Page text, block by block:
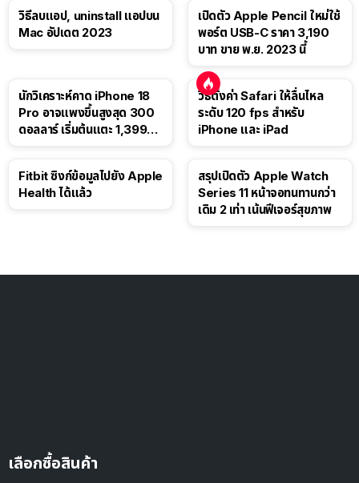
วิธีลบแอป, uninstall แอปบน
Mac อัปเดต 2023
เปิดตัว Apple Pencil ใหม่ใช้
พอร์ต USB-C ราคา 3,190
บาท ขาย พ.ย. 2023 นี้
นักวิเคราะห์คาด iPhone 18
Pro อาจแพงขึ้นสูงสุด 300
ดอลลาร์ เริ่มต้นแตะ 1,399
วิธีตั้งค่า Safari ให้ลื่นไหล
ระดับ 120 fps สำหรับ
iPhone และ iPad
Fitbit ซิงก์ข้อมูลไปยัง Apple
Health ได้แล้ว
สรุปเปิดตัว Apple Watch
Series 11 หน้าจอทนทานกว่า
เดิม 2 เท่า เน้นฟีเจอร์สุขภาพ
เลือกซื้อสินค้า